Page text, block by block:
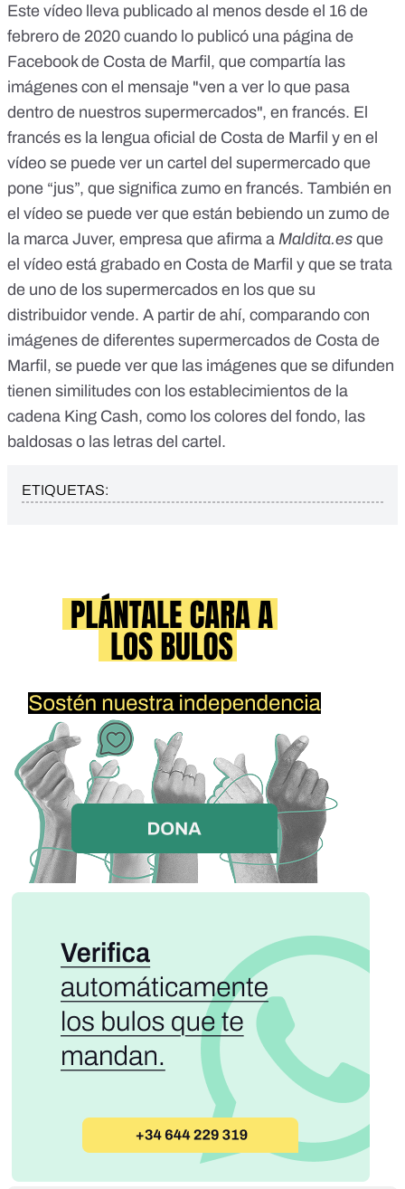
Este vídeo lleva publicado al menos desde el 16 de
febrero de 2020 cuando lo publicó una página de
Facebook de Costa de Marfil, que compartía las
imágenes con el mensaje "ven a ver lo que pasa
dentro de nuestros supermercados", en francés. El
francés es la lengua oficial de Costa de Marfil y en el
vídeo se puede ver un cartel del supermercado que
pone “jus”, que significa zumo en francés. También en
el vídeo se puede ver que están bebiendo un zumo de
la marca Juver, empresa que afirma a Maldita.es que
el vídeo está grabado en Costa de Marfil y que se trata
de uno de los supermercados en los que su
distribuidor vende. A partir de ahí, comparando con
imágenes de diferentes supermercados de Costa de
Marfil, se puede ver que las imágenes que se difunden
tienen similitudes con los establecimientos de la
cadena King Cash, como los colores del fondo, las
baldosas o las letras del cartel.
ETIQUETAS: